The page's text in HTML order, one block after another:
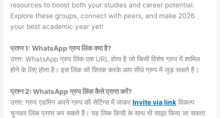
resources to boost both your studies and career potential.
Explore these groups, connect with peers, and make 2026
your best academic year yet!
प्रश्न 1: WhatsApp ग्रुप लिंक क्या है?
उत्तर: WhatsApp ग्रुप लिंक एक URL होता है जो किसी विशेष ग्रुप में शामिल
होने के लिए होता है। इस लिंक को क्लिक करके आप सीधे ग्रुप में जुड़ सकते हैं।
प्रश्न 2: WhatsApp ग्रुप लिंक कैसे प्राप्त करें?
उत्तर: ग्रुप एडमिन अपने ग्रुप की सेटिंग्स में जाकरInvite via link विकल्प
चुनकर लिंक प्राप्त कर सकते हैं। यह लिंक किसी के साथ भी साझा किया जा सकता